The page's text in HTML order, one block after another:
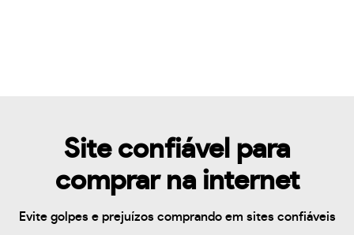
Site confiável para
comprar na internet
Evite golpes e prejuízos comprando em sites confiáveis